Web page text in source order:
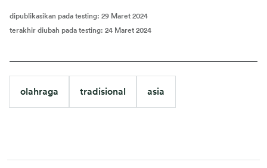
dipublikasikan pada testing: 29 Maret 2024
terakhir diubah pada testing: 24 Maret 2024
olahraga tradisional asia